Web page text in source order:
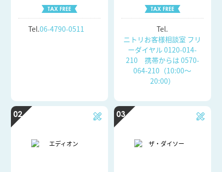
Tel.06-4790-0511
Tel.
ニトリお客様相談室 フリ
ーダイヤル 0120-014-
210 携帯からは 0570-
064-210（10:00～
20:00）
02 03